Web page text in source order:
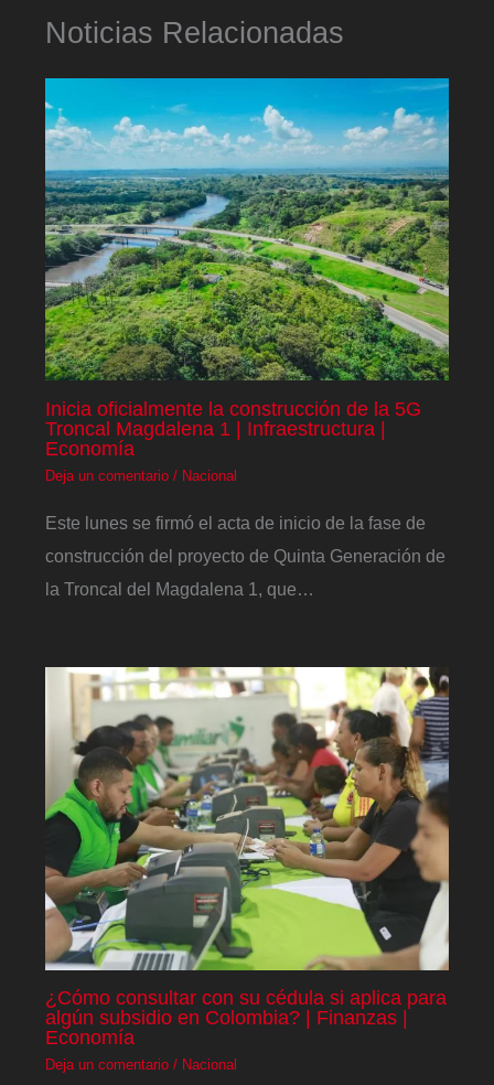
Noticias Relacionadas
Inicia oficialmente la construcción de la 5G
Troncal Magdalena 1 | Infraestructura |
Economía
Deja un comentario / Nacional
Este lunes se firmó el acta de inicio de la fase de
construcción del proyecto de Quinta Generación de
la Troncal del Magdalena 1, que…
¿Cómo consultar con su cédula si aplica para
algún subsidio en Colombia? | Finanzas |
Economía
Deja un comentario / Nacional